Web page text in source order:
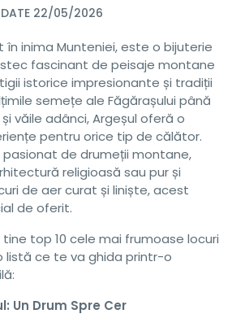
DATE 22/05/2026
în inima Munteniei, este o bijuterie
fascinant de peisaje montane
istorice impresionante și tradiții
semețe ale Făgărașului până
văile adânci, Argeșul oferă o
pentru orice tip de călător.
de drumeții montane,
religioasă sau pur și
de aer curat și liniște, acest
de oferit.
top 10 cele mai frumoase locuri
listă ce te va ghida printr-o
Un Drum Spre Cer